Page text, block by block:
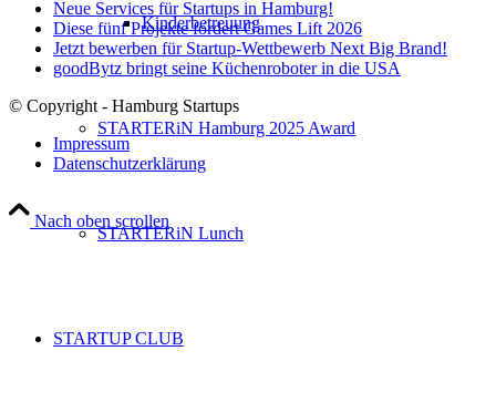
Kinderbetreuung
STARTERiN Hamburg 2025 Award
STARTERiN Lunch
STARTUP CLUB
Neue Services für Startups in Hamburg!
Diese fünf Projekte fördert Games Lift 2026
Jetzt bewerben für Startup-Wettbewerb Next Big Brand!
goodBytz bringt seine Küchenroboter in die USA
© Copyright - Hamburg Startups
Impressum
Datenschutzerklärung
Nach oben scrollen